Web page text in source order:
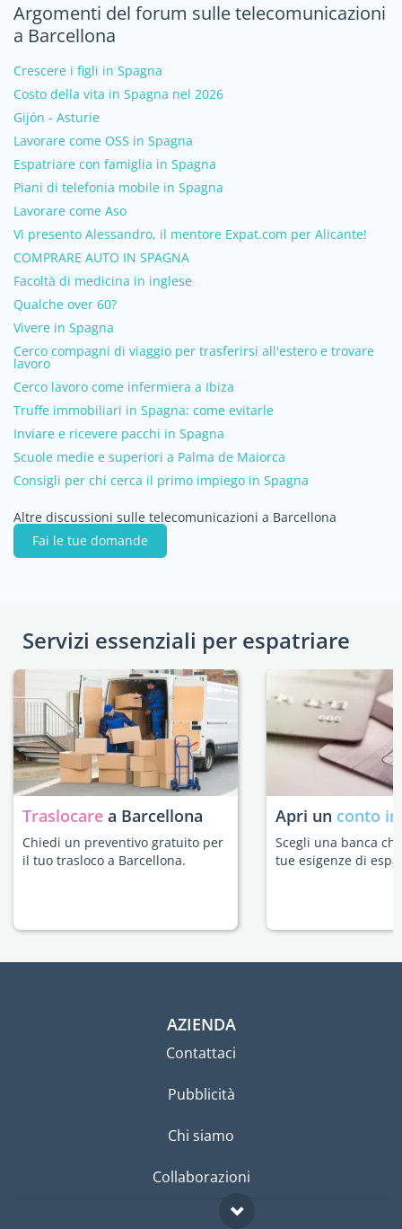
Argomenti del forum sulle telecomunicazioni
a Barcellona
Crescere i figli in Spagna
Costo della vita in Spagna nel 2026
Gijón - Asturie
Lavorare come OSS in Spagna
Espatriare con famiglia in Spagna
Piani di telefonia mobile in Spagna
Lavorare come Aso
Vi presento Alessandro, il mentore Expat.com per Alicante!
COMPRARE AUTO IN SPAGNA
Facoltà di medicina in inglese
Qualche over 60?
Vivere in Spagna
Cerco compagni di viaggio per trasferirsi all'estero e trovare
lavoro
Cerco lavoro come infermiera a Ibiza
Truffe immobiliari in Spagna: come evitarle
Inviare e ricevere pacchi in Spagna
Scuole medie e superiori a Palma de Maiorca
Consigli per chi cerca il primo impiego in Spagna
Altre discussioni sulle telecomunicazioni a Barcellona
Fai le tue domande
Servizi essenziali per espatriare
Traslocare a Barcellona
Chiedi un preventivo gratuito per
il tuo trasloco a Barcellona.
Apri un conto
Scegli una banca
tue esigenze di
AZIENDA
Contattaci
Pubblicità
Chi siamo
Collaborazioni